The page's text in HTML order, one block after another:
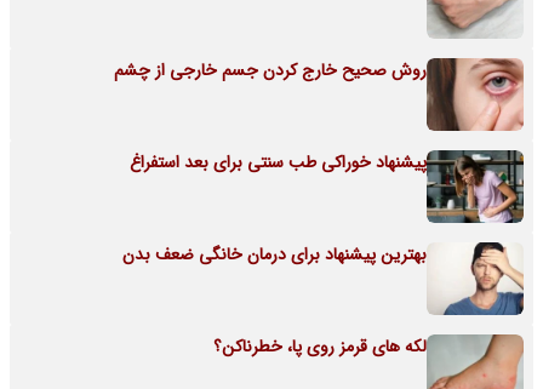
روش صحیح خارج کردن جسم خارجی از چشم
پیشنهاد خوراکی طب سنتی برای بعد استفراغ
بهترین پیشنهاد برای درمان خانگی ضعف بدن
لکه های قرمز روی پا، خطرناکن؟